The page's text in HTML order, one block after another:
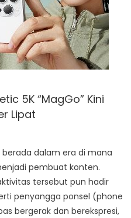
5K “MagGo” Kini
Lipat
berada dalam era di mana
pembuat konten.
tersebut pun hadir
penyangga ponsel (phone
bergerak dan berekspresi,